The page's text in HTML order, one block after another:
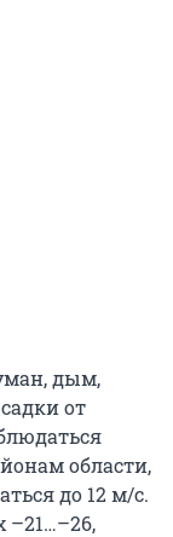
дым,
от
области,
до 12 м/с.
–21…–26,